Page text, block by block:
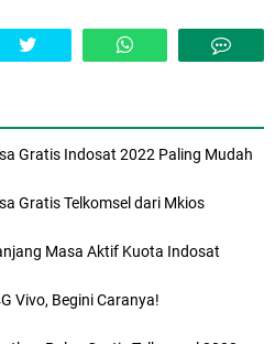
Gratis Indosat 2022 Paling Mudah
Gratis Telkomsel dari Mkios
Masa Aktif Kuota Indosat
Vivo, Begini Caranya!